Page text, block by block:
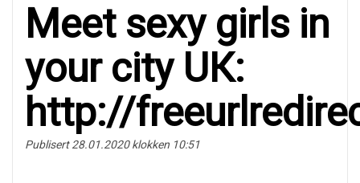
Mееt sеху girls in
your city UК:
http://
Publisert 28.01.2020 klokken 10:51